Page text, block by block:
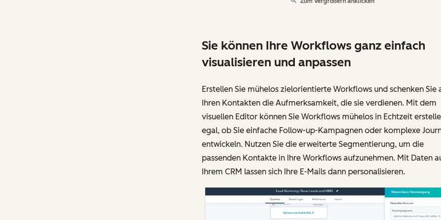
Sie können Ihre Workflows ganz einfach
visualisieren und anpassen
Erstellen Sie mühelos zielorientierte Workflows und schenken Sie
Ihren Kontakten die Aufmerksamkeit, die sie verdienen. Mit dem
visuellen Editor können Sie Workflows mühelos in Echtzeit
egal, ob Sie einfache Follow-up-Kampagnen oder komplexe
entwickeln. Nutzen Sie die erweiterte Segmentierung, um die
passenden Kontakte in Ihre Workflows aufzunehmen. Mit Daten
Ihrem CRM lassen sich Ihre E-Mails dann personalisieren.